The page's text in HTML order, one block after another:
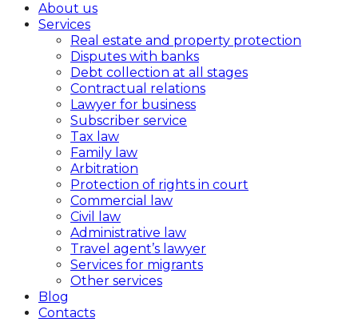
About us
Services
Real estate and property protection
Disputes with banks
Debt collection at all stages
Contractual relations
Lawyer for business
Subscriber service
Tax law
Family law
Arbitration
Protection of rights in court
Commercial law
Civil law
Administrative law
Travel agent’s lawyer
Services for migrants
Other services
Blog
Contacts